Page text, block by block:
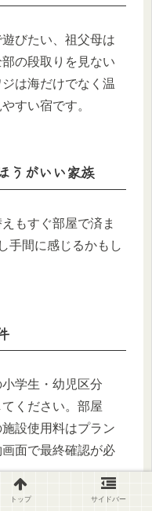
びたい、祖父母は
の段取りを見ない
は海だけでなく温
すい宿です。
うがいい家族
もすぐ部屋で済ま
手間に感じるかもし
学生・幼児区分
ください。部屋
設使用料はプラン
面で最終確認が必
トップ サイドバー